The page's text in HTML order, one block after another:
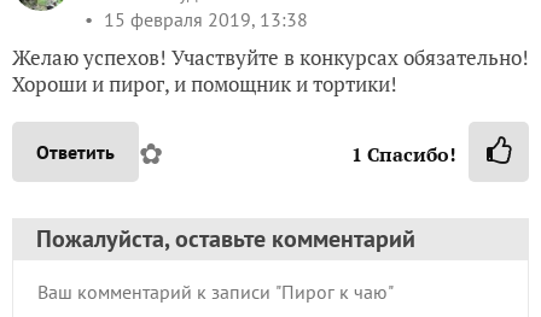
15 февраля 2019, 13:38
Желаю успехов! Участвуйте в конкурсах обязательно!
Хороши и пирог, и помощник и тортики!
Ответить ✿ 1 Спасибо!
Пожалуйста, оставьте комментарий